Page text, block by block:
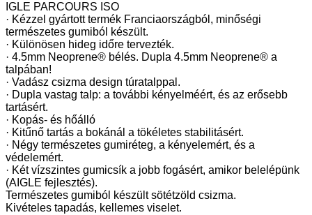
IGLE PARCOURS ISO
· Kézzel gyártott termék Franciaországból, minőségi
természetes gumiból készült.
· Különösen hideg időre tervezték.
· 4.5mm Neoprene® bélés. Dupla 4.5mm Neoprene® a
talpában!
· Vadász csizma design túratalppal.
· Dupla vastag talp: a további kényelméért, és az erősebb
tartásért.
· Kopás- és hőálló
· Kitűnő tartás a bokánál a tökéletes stabilitásért.
· Négy természetes gumiréteg, a kényelemért, és a
védelemért.
· Két vízszintes gumicsík a jobb fogásért, amikor belelépünk
(AIGLE fejlesztés).
Természetes gumiból készült sötétzöld csizma.
Kivételes tapadás, kellemes viselet.